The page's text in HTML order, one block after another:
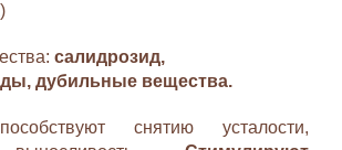
салидрозид,
дубильные вещества.
снятию усталости,